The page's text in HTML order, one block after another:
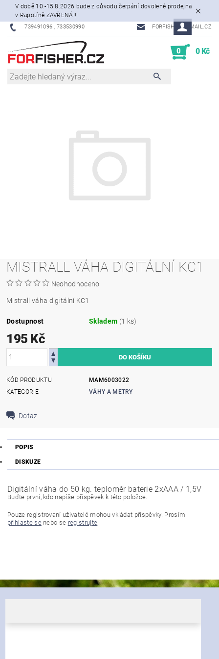
V době 10.-15.8.2026 bude z důvodu čerpání dovolené prodejna
v Rapotíně ZAVŘENÁ!!!
739491096 , 733530990 FORFISHER@EMAIL.CZ
0 0 Kč
MISTRALL VÁHA DIGITÁLNÍ KC1
Neohodnoceno
Mistrall váha digitální KC1
Dostupnost Skladem (1 ks)
195 Kč
KÓD PRODUKTU
MAM6003022
KATEGORIE
VÁHY A METRY
Dotaz
POPIS
DISKUZE
Digitální váha do 50 kg. teploměr baterie 2xAAA / 1,5V
Buďte první, kdo napíše příspěvek k této položce.
Pouze registrovaní uživatelé mohou vkládat příspěvky. Prosím
přihlaste senebo se registrujte.